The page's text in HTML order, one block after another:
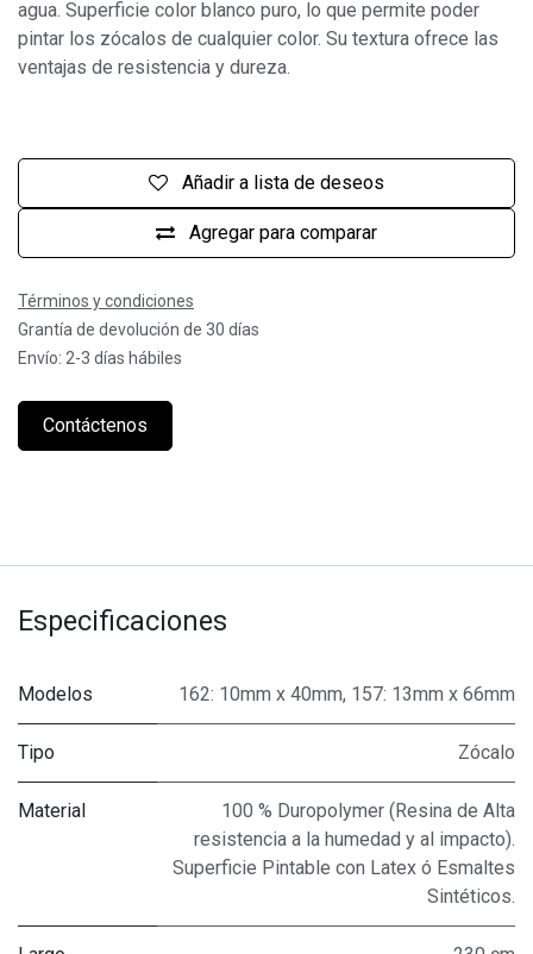
agua. Superficie color blanco puro, lo que permite poder
pintar los zócalos de cualquier color. Su textura ofrece las
ventajas de resistencia y dureza.
Agregar para comparar
Añadir a lista de deseos
Términos y condiciones
Grantía de devolución de 30 días
Envío: 2-3 días hábiles
Contáctenos
Especificaciones
Modelos 162: 10mm x 40mm, 157: 13mm x 66mm
Tipo Zócalo
Material
100 % Duropolymer (Resina de Alta
resistencia a la humedad y al impacto).
Superficie Pintable con Latex ó Esmaltes
Sintéticos.